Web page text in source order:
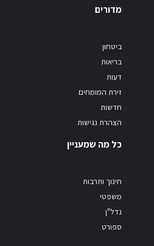
מדורים
ביטחון
בריאות
דעות
זירת המומחים
חדשות
הצהרת נגישות
כל מה שמעניין
חינוך ותרבות
משפטי
נדל"ן
ספורט